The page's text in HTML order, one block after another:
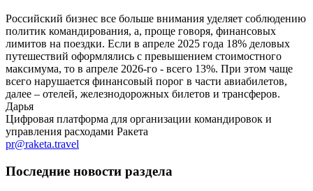
Российский бизнес все больше внимания уделяет соблюдению
политик командирования, а, проще говоря, финансовых
лимитов на поездки. Если в апреле 2025 года 18% деловых
путешествий оформлялись с превышением стоимостного
максимума, то в апреле 2026-го - всего 13%. При этом чаще
всего нарушается финансовый порог в части авиабилетов,
далее – отелей, железнодорожных билетов и трансферов.
Дарья
Цифровая платформа для организации командировок и
управления расходами Ракета
pr@raketa.travel
Последние новости раздела